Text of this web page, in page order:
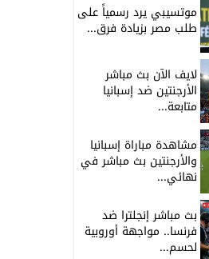
موتسيبي يرد رسمياً على
طلب مصر بزيادة فرق...
لايف الآن بث مباشر
الأرجنتين ضد إسبانيا
متابعة...
مشاهدة مباراة إسبانيا
والأرجنتين بث مباشر في
نهائي...
بث مباشر إنجلترا ضد
فرنسا.. مواجهة أوروبية
لحسم...